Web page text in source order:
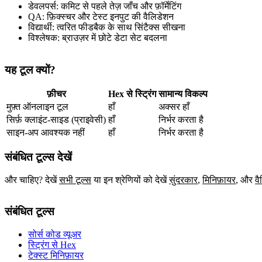
डेवलपर्स: कमिट से पहले तेज़ जाँच और फ़ॉर्मेटिंग
QA: फ़िक्स्चर और टेस्ट इनपुट की वैलिडेशन
विद्यार्थी: त्वरित फीडबैक के साथ सिंटैक्स सीखना
विश्लेषक: ब्राउज़र में छोटे डेटा सेट बदलना
यह टूल क्यों?
फ़ीचर Hex से स्ट्रिंग सामान्य विकल्प
मुफ़्त ऑनलाइन टूल
हाँ
अक्सर हाँ
सिर्फ़ क्लाइंट‑साइड (प्राइवेसी) हाँ
निर्भर करता है
साइन‑अप आवश्यक नहीं
हाँ निर्भर करता है
संबंधित टूल्स देखें
और चाहिए? देखें सभी टूल्स या इन श्रेणियों को देखें सुंदरकार,मिनिफ़ायर, और
संबंधित टूल्स
सोर्स कोड व्यूअर
स्ट्रिंग से Hex
टेक्स्ट मिनिफ़ायर